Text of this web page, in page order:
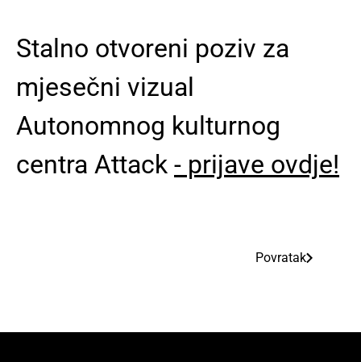
Stalno otvoreni poziv za
mjesečni vizual
Autonomnog kulturnog
centra Attack - prijave ovdje!
Povratak